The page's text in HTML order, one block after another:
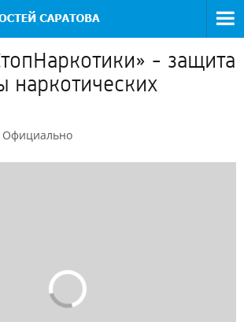
- защита
наркотических
Официально